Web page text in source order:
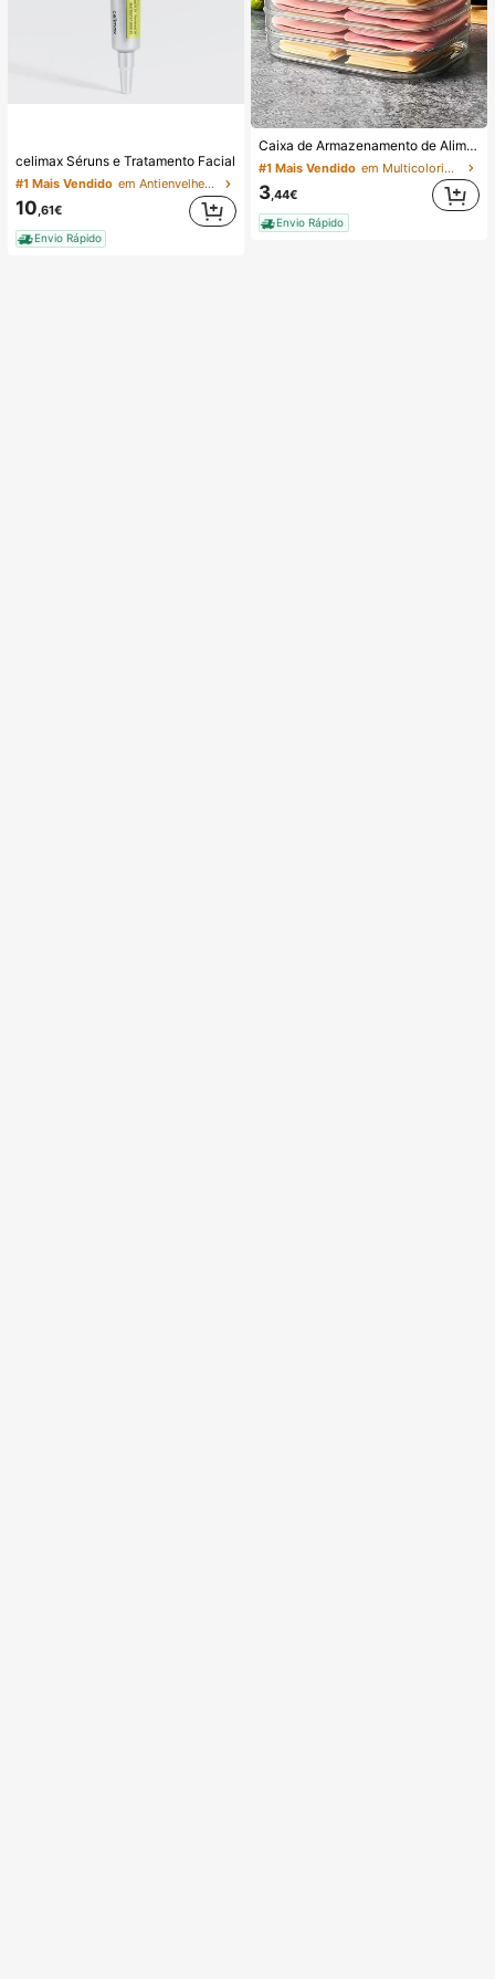
celimax Séruns e Tratamento Facial
#1 Mais Vendido em Antienvelhecimento Séruns e Tratamento Facial
10,61€
Envio Rápido
Caixa de Armazenamento de Alimentos para Frigorífico Empilhável de Três Camadas com Tampa, Adequada para Conservar Carne. Adequada para Armazenar Frios, Chouriços de Salame, Carne Cozida e Alimentos Pré-Preparados. Pode Ser Utilizada para Refrigeração e Congelação de Alimentos.
#1 Mais Vendido em Multicolorido Caixas de armazenamento de gelade
3 ,44€
Envio Rápido